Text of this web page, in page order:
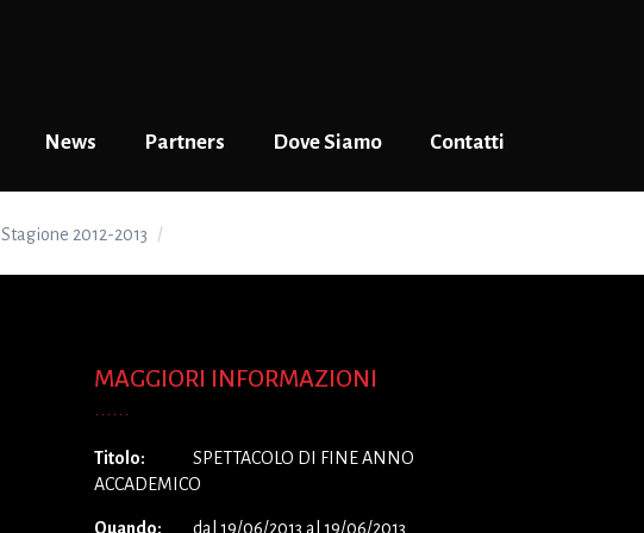
News Partners Dove Siamo Contatti
Stagione 2012-2013
MAGGIORI INFORMAZIONI
Titolo:
SPETTACOLO DI FINE ANNO
ACCADEMICO
Quando: dal 19/06/2013 al 19/06/2013